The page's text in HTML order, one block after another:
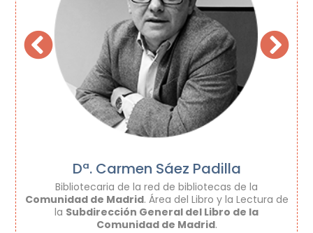
Dª. Carmen Sáez Padilla
Bibliotecaria de la red de bibliotecas de la
Comunidad de Madrid. Área del Libro y la Lectura de
la Subdirección General del Libro de la
Comunidad de Madrid.